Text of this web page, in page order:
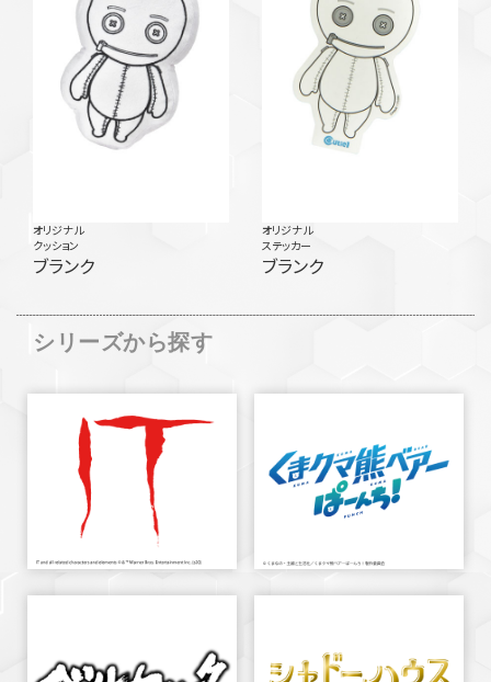
オリジナル
クッション
ブランク
オリジナル
ステッカー
ブランク
シリーズから探す